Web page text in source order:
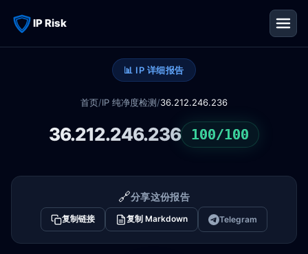
IP Risk
📊 IP 详细报告
首页/IP 纯净度检测/36.212.246.236
36.212.246.236 100/100
🔗分享这份报告
复制链接 复制 Markdown Telegram